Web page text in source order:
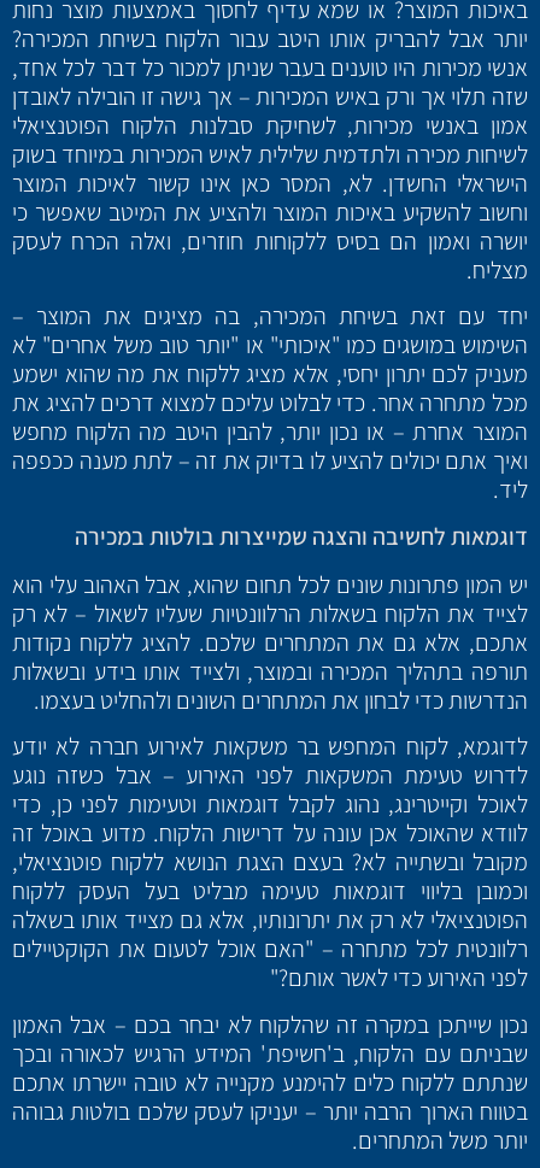
באיכות המוצר? או שמא עדיף לחסוך באמצעות מוצר נחות
יותר אבל להבריק אותו היטב עבור הלקוח בשיחת המכירה?
אנשי מכירות היו טוענים בעבר שניתן למכור כל דבר לכל אחד,
שזה תלוי אך ורק באיש המכירות – אך גישה זו הובילה לאובדן
אמון באנשי מכירות, לשחיקת סבלנות הלקוח הפוטנציאלי
לשיחות מכירה ולתדמית שלילית לאיש המכירות במיוחד בשוק
הישראלי החשדן. לא, המסר כאן אינו קשור לאיכות המוצר
וחשוב להשקיע באיכות המוצר ולהציע את המיטב שאפשר כי
יושרה ואמון הם בסיס ללקוחות חוזרים, ואלה הכרח לעסק
מצליח.
יחד עם זאת בשיחת המכירה, בה מציגים את המוצר –
השימוש במושגים כמו "איכותי" או "יותר טוב משל אחרים" לא
מעניק לכם יתרון יחסי, אלא מציג ללקוח את מה שהוא ישמע
מכל מתחרה אחר. כדי לבלוט עליכם למצוא דרכים להציג את
המוצר אחרת – או נכון יותר, להבין היטב מה הלקוח מחפש
ואיך אתם יכולים להציע לו בדיוק את זה – לתת מענה ככפפה
ליד.
דוגמאות לחשיבה והצגה שמייצרות בולטות במכירה
יש המון פתרונות שונים לכל תחום שהוא, אבל האהוב עלי הוא
לצייד את הלקוח בשאלות הרלוונטיות שעליו לשאול – לא רק
אתכם, אלא גם את המתחרים שלכם. להציג ללקוח נקודות
תורפה בתהליך המכירה ובמוצר, ולצייד אותו בידע ובשאלות
הנדרשות כדי לבחון את המתחרים השונים ולהחליט בעצמו.
לדוגמא, לקוח המחפש בר משקאות לאירוע חברה לא יודע
לדרוש טעימת המשקאות לפני האירוע – אבל כשזה נוגע
לאוכל וקייטרינג, נהוג לקבל דוגמאות וטעימות לפני כן, כדי
לוודא שהאוכל אכן עונה על דרישות הלקוח. מדוע באוכל זה
מקובל ובשתייה לא? בעצם הצגת הנושא ללקוח פוטנציאלי,
וכמובן בליווי דוגמאות טעימה מבליט בעל העסק ללקוח
הפוטנציאלי לא רק את יתרונותיו, אלא גם מצייד אותו בשאלה
רלוונטית לכל מתחרה – "האם אוכל לטעום את הקוקטיילים
לפני האירוע כדי לאשר אותם?"
נכון שייתכן במקרה זה שהלקוח לא יבחר בכם – אבל האמון
שבניתם עם הלקוח, ב'חשיפת' המידע הרגיש לכאורה ובכך
שנתתם ללקוח כלים להימנע מקנייה לא טובה יישרתו אתכם
בטווח הארוך הרבה יותר – יעניקו לעסק שלכם בולטות גבוהה
יותר משל המתחרים.